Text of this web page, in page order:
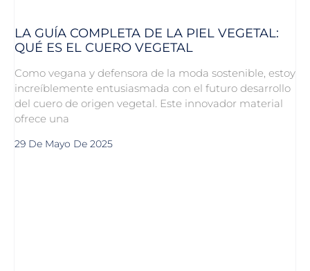
LA GUÍA COMPLETA DE LA PIEL VEGETAL:
QUÉ ES EL CUERO VEGETAL
Como vegana y defensora de la moda sostenible, estoy
increíblemente entusiasmada con el futuro desarrollo
del cuero de origen vegetal. Este innovador material
ofrece una
29 De Mayo De 2025